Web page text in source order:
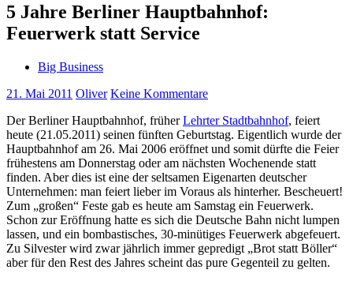
5 Jahre Berliner Hauptbahnhof:
Feuerwerk statt Service
Big Business
21. Mai 2011 Oliver Keine Kommentare
Der Berliner Hauptbahnhof, früherLehrter Stadtbahnhof, feiert
heute (21.05.2011) seinen fünften Geburtstag. Eigentlich wurde der
Hauptbahnhof am 26. Mai 2006 eröffnet und somit dürfte die Feier
frühestens am Donnerstag oder am nächsten Wochenende statt
finden. Aber dies ist eine der seltsamen Eigenarten deutscher
Unternehmen: man feiert lieber im Voraus als hinterher. Bescheuert!
Zum „großen“ Feste gab es heute am Samstag ein Feuerwerk.
Schon zur Eröffnung hatte es sich die Deutsche Bahn nicht lumpen
lassen, und ein bombastisches, 30-minütiges Feuerwerk abgefeuert.
Zu Silvester wird zwar jährlich immer gepredigt „Brot statt Böller“
aber für den Rest des Jahres scheint das pure Gegenteil zu gelten.